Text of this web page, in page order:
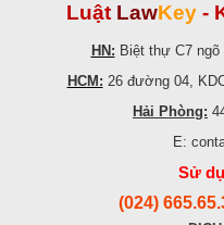
Luật LawKey -
HN: Biệt thự C7
HCM: 26 đường 04,
Hải Phòng:
E:
Sử
(024)